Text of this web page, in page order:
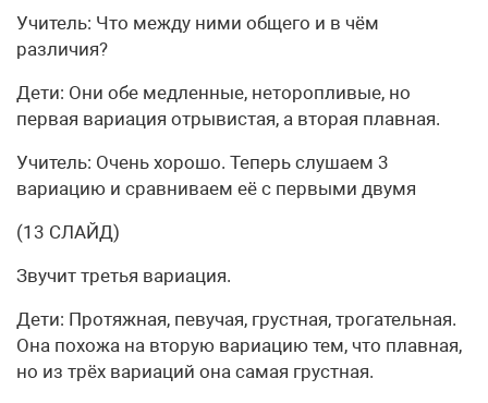
Учитель: Что между ними общего и в чём
различия?
Дети: Они обе медленные, неторопливые, но
первая вариация отрывистая, а вторая плавная.
Учитель: Очень хорошо. Теперь слушаем 3
вариацию и сравниваем её с первыми двумя
(13 СЛАЙД)
Звучит третья вариация.
Дети: Протяжная, певучая, грустная, трогательная.
Она похожа на вторую вариацию тем, что плавная,
но из трёх вариаций она самая грустная.